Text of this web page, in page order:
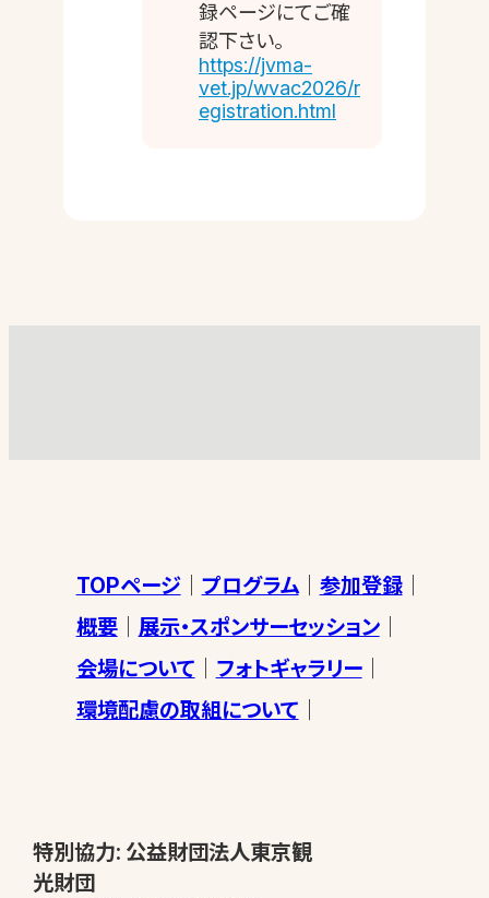
録ページにてご確
認下さい。
https://jvma-
vet.jp/wvac2026/r
egistration.html
TOPページ プログラム
参加登録
概要
展示・スポンサーセッション
会場について
フォトギャラリー
環境配慮の取組について
特別協力: 公益財団法人東京観
光財団